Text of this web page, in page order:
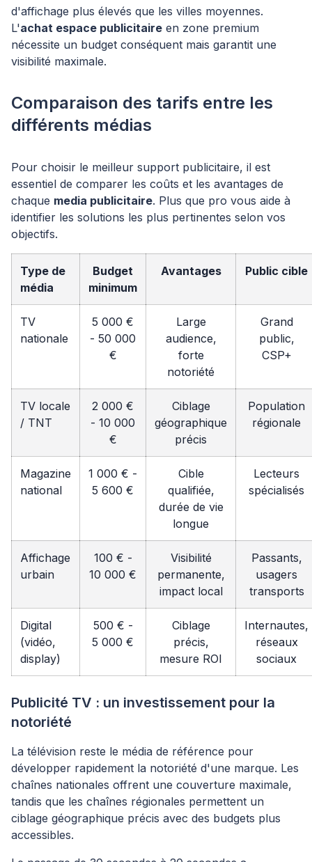
d'affichage plus élevés que les villes moyennes.
L'achat espace publicitaire en zone premium
nécessite un budget conséquent mais garantit une
visibilité maximale.
Comparaison des tarifs entre les
différents médias
Pour choisir le meilleur support publicitaire, il est
essentiel de comparer les coûts et les avantages de
chaque media publicitaire. Plus que pro vous aide à
identifier les solutions les plus pertinentes selon vos
objectifs.
Type de
média
Budget
minimum
Avantages Public cible
TV
nationale
5 000 €
- 50 000
€
Large
audience,
forte
notoriété
Grand
public,
CSP+
TV locale
/ TNT
2 000 €
- 10 000
€
Ciblage
géographique
précis
Population
régionale
Magazine
national
1 000 € -
5 600 €
Cible
qualifiée,
durée de vie
longue
Lecteurs
spécialisés
Affichage
urbain
100 € -
10 000 €
Visibilité
permanente,
impact local
Passants,
usagers
transports
Digital
(vidéo,
display)
500 € -
5 000 €
Ciblage
précis,
mesure ROI
Internautes,
réseaux
sociaux
Publicité TV : un investissement pour la
notoriété
La télévision reste le média de référence pour
développer rapidement la notoriété d'une marque. Les
chaînes nationales offrent une couverture maximale,
tandis que les chaînes régionales permettent un
ciblage géographique précis avec des budgets plus
accessibles.